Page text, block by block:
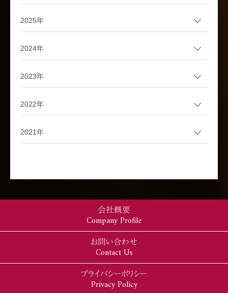
2025年
2024年
2023年
2022年
2021年
会社概要
Company Profile
お問い合わせ
Contact Us
プライバシーポリシー
Privacy Policy